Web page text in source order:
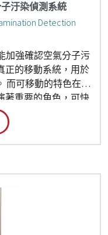
汙染偵測系統
Detection
加強確認空氣分子污
正的移動系統，用於
而可移動的特色在戰
著重要的角色，可快
染源。